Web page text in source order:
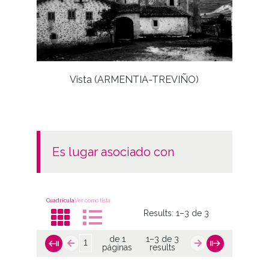
Positivo original: 1170;
Licencia de las imágenes
Vista (ARMENTIA-TREVIÑO)
es lugar asociado con
CuadrículaVer como lista
Results:1–3 de 3
de 1
páginas
1–3 de 3
results